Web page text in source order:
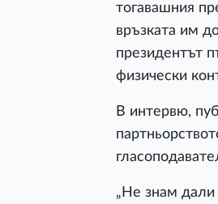
тогавашния
връзката им
президентът
физически
В интервю,
„Не знам дали